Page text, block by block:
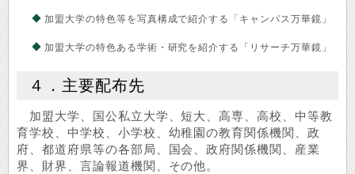
加盟大学の特色等を写真構成で紹介する「キャンパス万華鏡」
加盟大学の特色ある学術・研究を紹介する「リサーチ万華鏡」
４．主要配布先
加盟大学、国公私立大学、短大、高専、高校、中等教
育学校、中学校、小学校、幼稚園の教育関係機関、政
府、都道府県等の各部局、国会、政府関係機関、産業
界、財界、言論報道機関、その他。